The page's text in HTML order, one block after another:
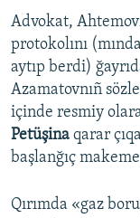
Advokat,
protokolını
aytıp berdi)
Azamatovnıñ
içinde resmiy
Petüşina qarar
başlanğıç
Qırımda «gaz